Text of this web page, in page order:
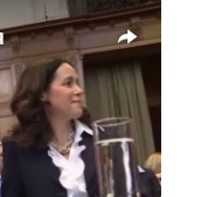
available